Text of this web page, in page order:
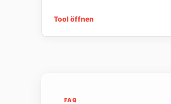
Tool öffnen
FAQ